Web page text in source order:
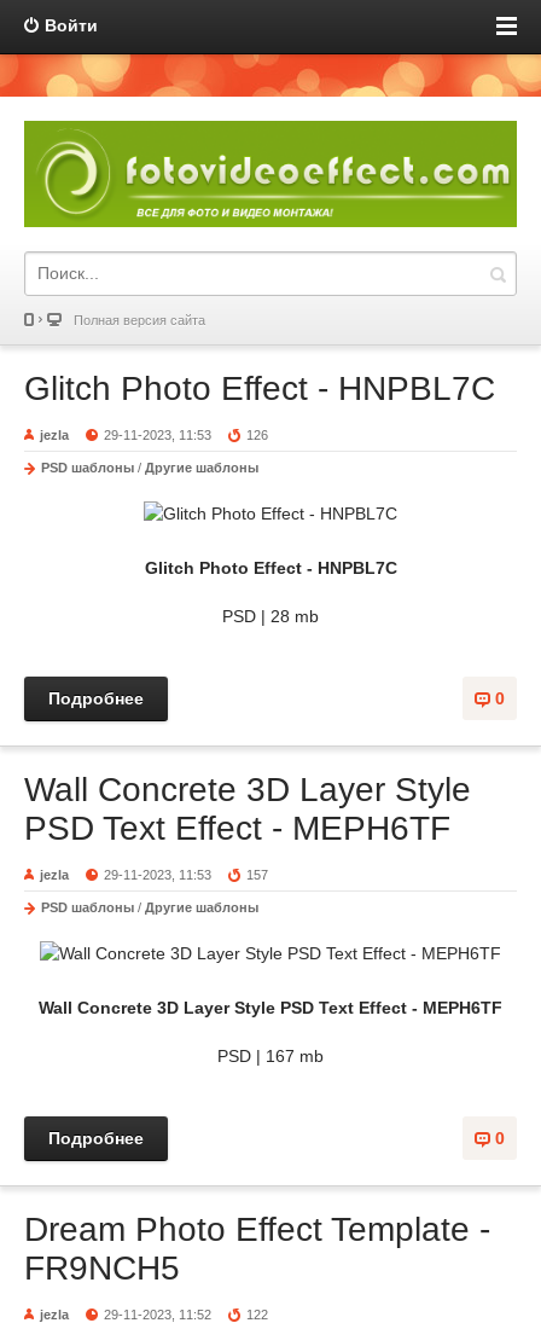
Войти
Полная версия сайта
Glitch Photo Effect - HNPBL7C
jezla 29-11-2023, 11:53 126
PSD шаблоны / Другие шаблоны
Glitch Photo Effect - HNPBL7C
PSD | 28 mb
0
Подробнее
Wall Concrete 3D Layer Style
PSD Text Effect - MEPH6TF
jezla 29-11-2023, 11:53 157
PSD шаблоны / Другие шаблоны
Wall Concrete 3D Layer Style PSD Text Effect - MEPH6TF
PSD | 167 mb
0
Подробнее
Dream Photo Effect Template -
FR9NCH5
jezla 29-11-2023, 11:52 122